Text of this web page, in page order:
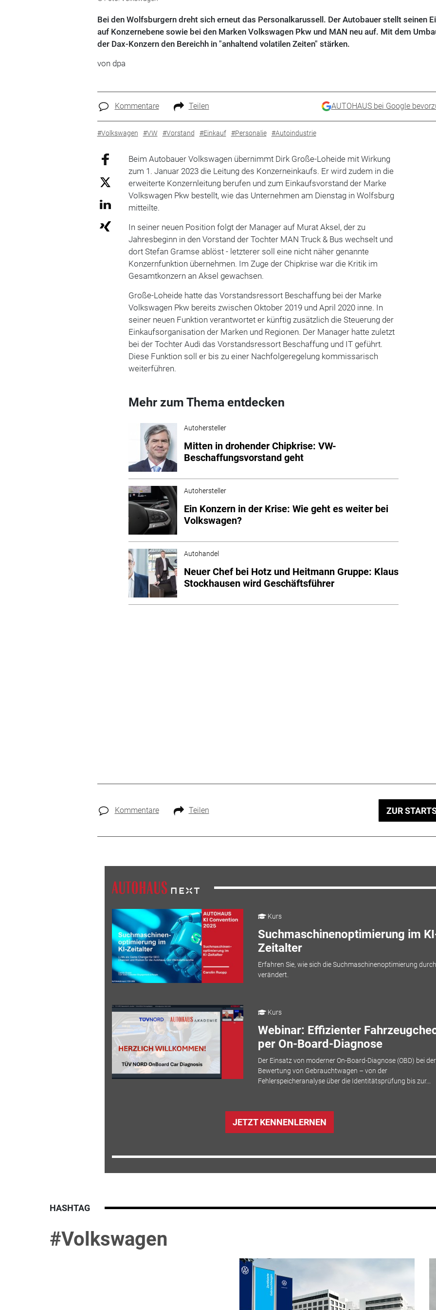
Bei den Wolfsburgern dreht sich erneut das Personalkarussell. Der Autobauer stellt seinen
auf Konzernebene sowie bei den Marken Volkswagen Pkw und MAN neu auf. Mit dem
der Dax-Konzern den Bereichh in "anhaltend volatilen Zeiten" stärken.
von dpa
Kommentare Teilen AUTOHAUS bei Google
#Volkswagen #VW #Vorstand #Einkauf #Personalie #Autoindustrie
Beim Autobauer Volkswagen übernimmt Dirk Große-Loheide mit Wirkung
zum 1. Januar 2023 die Leitung des Konzerneinkaufs. Er wird zudem in die
erweiterte Konzernleitung berufen und zum Einkaufsvorstand der Marke
Volkswagen Pkw bestellt, wie das Unternehmen am Dienstag in Wolfsburg
mitteilte.
In seiner neuen Position folgt der Manager auf Murat Aksel, der zu
Jahresbeginn in den Vorstand der Tochter MAN Truck & Bus wechselt und
dort Stefan Gramse ablöst - letzterer soll eine nicht näher genannte
Konzernfunktion übernehmen. Im Zuge der Chipkrise war die Kritik im
Gesamtkonzern an Aksel gewachsen.
Große-Loheide hatte das Vorstandsressort Beschaffung bei der Marke
Volkswagen Pkw bereits zwischen Oktober 2019 und April 2020 inne. In
seiner neuen Funktion verantwortet er künftig zusätzlich die Steuerung der
Einkaufsorganisation der Marken und Regionen. Der Manager hatte zuletzt
bei der Tochter Audi das Vorstandsressort Beschaffung und IT geführt.
Diese Funktion soll er bis zu einer Nachfolgeregelung kommissarisch
weiterführen.
Mehr zum Thema entdecken
Autohersteller
Mitten in drohender Chipkrise: VW-
Beschaffungsvorstand geht
Autohersteller
Ein Konzern in der Krise: Wie geht es weiter bei
Volkswagen?
Autohandel
Neuer Chef bei Hotz und Heitmann Gruppe: Klaus
Stockhausen wird Geschäftsführer
Kommentare Teilen ZUR
Kurs
Suchmaschinenoptimierung im
Zeitalter
Erfahren Sie, wie sich die Suchmaschinenoptimierung
verändert.
Kurs
Webinar: Effizienter
per On-Board-Diagnose
Der Einsatz von moderner On-Board-Diagnose (OBD) bei der
Bewertung von Gebrauchtwagen – von der
Fehlerspeicheranalyse über die Identitätsprüfung bis zur...
JETZT KENNENLERNEN
HASHTAG
#Volkswagen